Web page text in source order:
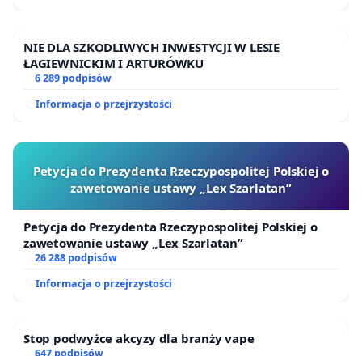
NIE DLA SZKODLIWYCH INWESTYCJI W LESIE
ŁAGIEWNICKIM I ARTURÓWKU
6 289 podpisów
Informacja o przejrzystości
Petycja do Prezydenta Rzeczypospolitej Polskiej o
zawetowanie ustawy „Lex Szarlatan”
Petycja do Prezydenta Rzeczypospolitej Polskiej o
zawetowanie ustawy „Lex Szarlatan”
26 288 podpisów
Informacja o przejrzystości
Stop podwyżce akcyzy dla branży vape
647 podpisów